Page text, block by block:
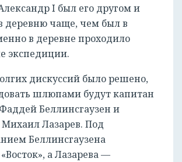
I был его другом и
деревню чаще, чем был в
в деревне проходило
экспедиции.
дискуссий было решено,
шлюпами будут капитан
Беллинсгаузен и
Лазарев. Под
Беллинсгаузена
а Лазарева —